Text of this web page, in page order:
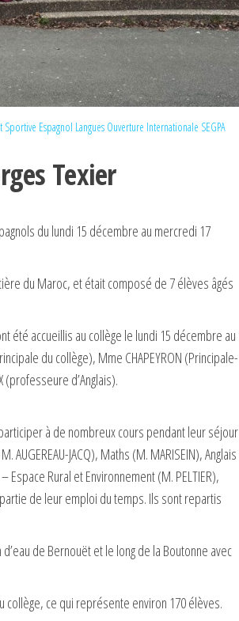
Sportive Espagnol Langues Ouverture Internationale SEGPA
Texier
du lundi 15 décembre au mercredi 17
du Maroc, et était composé de 7 élèves âgés
été accueillis au collège le lundi 15 décembre au
du collège), Mme CHAPEYRON (Principale-
(professeure d’Anglais).
à de nombreux cours pendant leur séjour
AUGEREAU-JACQ), Maths (M. MARISEIN), Anglais
Espace Rural et Environnement (M. PELTIER),
partie de leur emploi du temps. Ils sont repartis
de Bernouët et le long de la Boutonne avec
collège, ce qui représente environ 170 élèves.